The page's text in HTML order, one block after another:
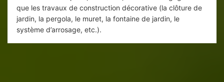
que les travaux de construction décorative (la clôture de
jardin, la pergola, le muret, la fontaine de jardin, le
système d’arrosage, etc.).